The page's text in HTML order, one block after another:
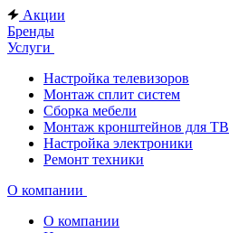
Акции
Бренды
Услуги
Настройка телевизоров
Монтаж сплит систем
Сборка мебели
Монтаж кронштейнов для ТВ
Настройка электроники
Ремонт техники
О компании
О компании